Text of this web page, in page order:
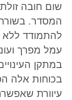
שום חובה
המסדר.
להתמודד
עמל מפרך
במתקן
בכוחות אלה
עיוורת